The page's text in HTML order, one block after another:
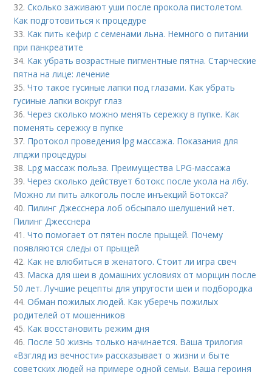
32.Сколько заживают уши после прокола пистолетом.
Как подготовиться к процедуре
33. Как пить кефир с семенами льна. Немного о питании
при панкреатите
34. Как убрать возрастные пигментные пятна. Старческие
пятна на лице: лечение
35.Что такое гусиные лапки под глазами. Как убрать
гусиные лапки вокруг глаз
36.Через сколько можно менять сережку в пупке. Как
поменять сережку в пупке
37. Протокол проведения lpg массажа. Показания для
лпджи процедуры
38. Lpg массаж польза. Преимущества LPG-массажа
39.Через сколько действует ботокс после укола на лбу.
Можно ли пить алкоголь после инъекций Ботокса?
40. Пилинг Джесснера лоб обсыпало шелушений нет.
Пилинг Джесснера
41.Что помогает от пятен после прыщей. Почему
появляются следы от прыщей
42. Как не влюбиться в женатого. Стоит ли игра свеч
43. Маска для шеи в домашних условиях от морщин после
50 лет. Лучшие рецепты для упругости шеи и подбородка
44.Обман пожилых людей. Как уберечь пожилых
родителей от мошенников
45. Как восстановить режим дня
46. После 50 жизнь только начинается. Ваша трилогия
«Взгляд из вечности» рассказывает о жизни и быте
советских людей на примере одной семьи. Ваша героиня